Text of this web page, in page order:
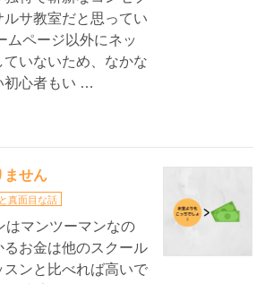
ルサ教室だと思ってい
ムページ以外にネッ
ていないため、なかな
初心者もい …
ません
真面目な話
はマンツーマンなの
お金は他のスクール
ンと比べれば高いで